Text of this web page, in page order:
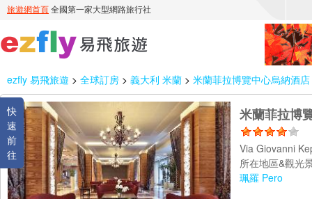
ezfly 易飛旅遊 > 全球訂房 > 義大利 米蘭 > 米蘭菲拉博覽中心烏納酒
快
速
前
往
米蘭菲拉博
Via Giovanni
所在地區&觀光
珮羅 Pero